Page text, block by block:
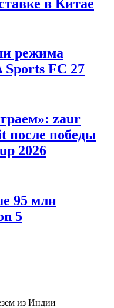
в Китае
режима
FC 27
zaur
после победы
2026
95 млн
5
из Индии